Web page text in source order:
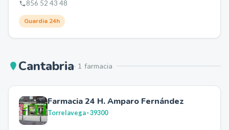
856 52 43 48
Guardia 24h
Cantabria· 1 farmacia
Farmacia 24 H. Amparo Fernández
Torrelavega· 39300